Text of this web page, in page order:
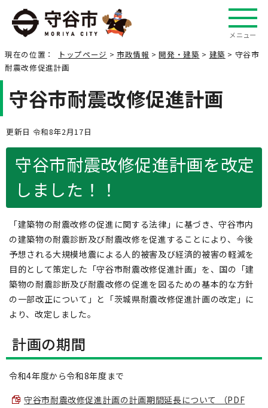
メニュー
現在の位置： トップページ > 市政情報 >開発・建築 > 建築 > 守谷市
耐震改修促進計画
守谷市耐震改修促進計画
更新日 令和8年2月17日
守谷市耐震改修促進計画を改定
しました！！
「建築物の耐震改修の促進に関する法律」に基づき、守谷市内
の建築物の耐震診断及び耐震改修を促進することにより、今後
予想される大規模地震による人的被害及び経済的被害の軽減を
目的として策定した「守谷市耐震改修促進計画」を、国の「建
築物の耐震診断及び耐震改修の促進を図るための基本的な方針
の一部改正について」と「茨城県耐震改修促進計画の改定」に
より、改定しました。
計画の期間
令和4年度から令和8年度まで
守谷市耐震改修促進計画の計画期間延長について （PDF